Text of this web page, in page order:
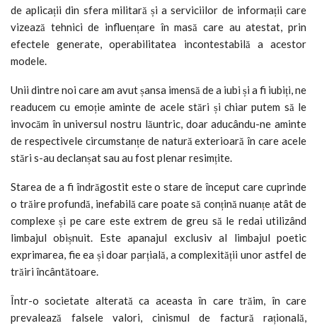
de aplicații din sfera militară și a serviciilor de informații care
vizează tehnici de influențare în masă care au atestat, prin
efectele generate, operabilitatea incontestabilă a acestor
modele.
Unii dintre noi care am avut șansa imensă de a iubi și a fi iubiți, ne
readucem cu emoție aminte de acele stări și chiar putem să le
invocăm în universul nostru lăuntric, doar aducându-ne aminte
de respectivele circumstanțe de natură exterioară în care acele
stări s-au declanșat sau au fost plenar resimțite.
Starea de a fi îndrăgostit este o stare de început care cuprinde
o trăire profundă, inefabilă care poate să conțină nuanțe atât de
complexe și pe care este extrem de greu să le redai utilizând
limbajul obișnuit. Este apanajul exclusiv al limbajul poetic
exprimarea, fie ea și doar parțială, a complexității unor astfel de
trăiri încântătoare.
Într-o societate alterată ca aceasta în care trăim, în care
prevalează falsele valori, cinismul de factură rațională,